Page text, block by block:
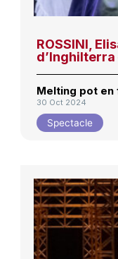
ROSSINI,
d’Inghilterra
Melting pot
30 Oct 2024
Spectacle